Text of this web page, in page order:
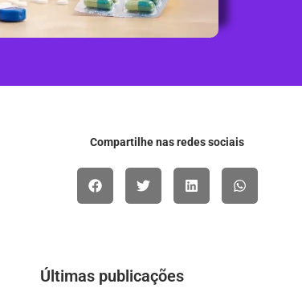
Compartilhe nas redes sociais
Últimas publicações